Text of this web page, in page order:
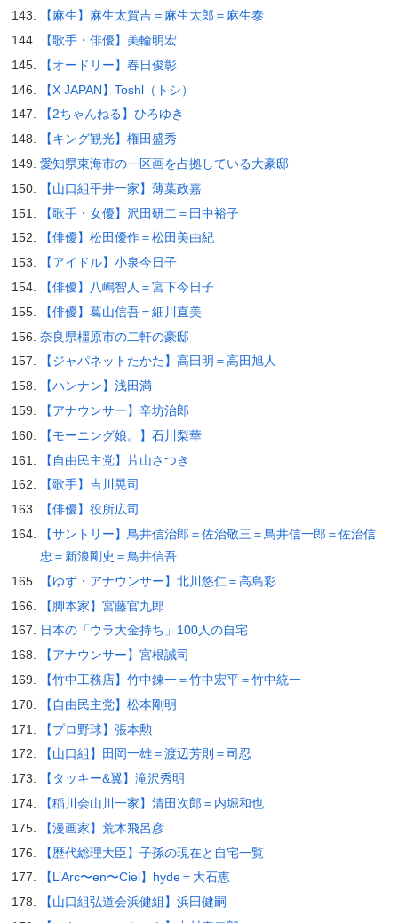
【麻生】麻生太賀吉＝麻生太郎＝麻生泰
【歌手・俳優】美輪明宏
【オードリー】春日俊彰
【X JAPAN】Toshl（トシ）
【2ちゃんねる】ひろゆき
【キング観光】権田盛秀
愛知県東海市の一区画を占拠している大豪邸
【山口組平井一家】薄葉政嘉
【歌手・女優】沢田研二＝田中裕子
【俳優】松田優作＝松田美由紀
【アイドル】小泉今日子
【俳優】八嶋智人＝宮下今日子
【俳優】葛山信吾＝細川直美
奈良県橿原市の二軒の豪邸
【ジャパネットたかた】高田明＝高田旭人
【ハンナン】浅田満
【アナウンサー】辛坊治郎
【モーニング娘。】石川梨華
【自由民主党】片山さつき
【歌手】吉川晃司
【俳優】役所広司
【サントリー】鳥井信治郎＝佐治敬三＝鳥井信一郎＝佐治信
忠＝新浪剛史＝鳥井信吾
【ゆず・アナウンサー】北川悠仁＝高島彩
【脚本家】宮藤官九郎
日本の「ウラ大金持ち」100人の自宅
【アナウンサー】宮根誠司
【竹中工務店】竹中錬一＝竹中宏平＝竹中統一
【自由民主党】松本剛明
【プロ野球】張本勲
【山口組】田岡一雄＝渡辺芳則＝司忍
【タッキー&翼】滝沢秀明
【稲川会山川一家】清田次郎＝内堀和也
【漫画家】荒木飛呂彦
【歴代総理大臣】子孫の現在と自宅一覧
【L’Arc〜en〜Ciel】hyde＝大石恵
【山口組弘道会浜健組】浜田健嗣